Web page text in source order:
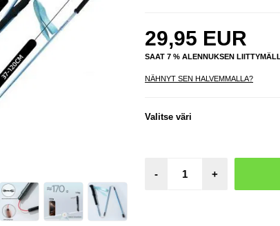
29,95 EUR
SAAT 7 % ALENNUKSEN
NÄHNYT SEN HALVEMMALLA?
Valitse väri
- +